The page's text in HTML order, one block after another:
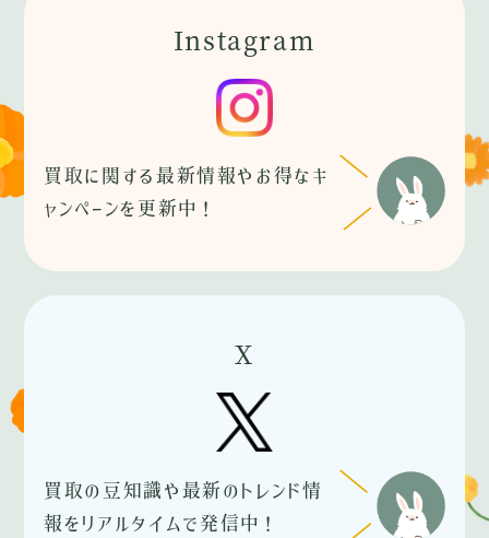
Instagram
買取に関する最新情報やお得なキ
ャンペーンを更新中！
X
買取の豆知識や最新のトレンド情
報をリアルタイムで発信中！